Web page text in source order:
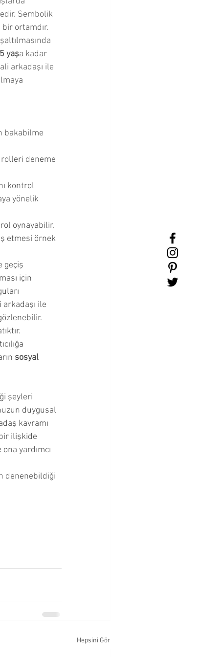
Sembolik
ortamdır.
5 yaşa kadar
arkadaşı ile
bakabilme
rolleri deneme
kontrol
yönelik
oynayabilir.
etmesi örnek
geçiş
için
ile
sosyal
duygusal
kavramı
ilişkide
yardımcı
denenebildiği
Hepsini Gör